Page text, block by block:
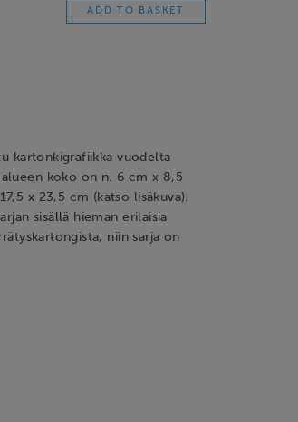
kartonkigrafiikka vuodelta
koko on n. 6 cm x 8,5
x 23,5 cm (katso lisäkuva).
sisällä hieman erilaisia
niin sarja on